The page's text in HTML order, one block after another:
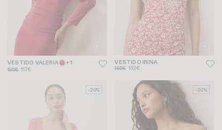
VESTIDO VALERIA + 1
195€ 117€
VESTIDO IRINA
165€ 132€
-20% -20%